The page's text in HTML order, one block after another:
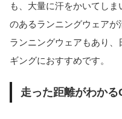
も、大量に汗をかいてし
のあるランニングウェア
ランニングウェアもあり
ギングにおすすめです。
走った距離がわか